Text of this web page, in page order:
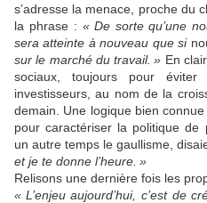
s’adresse la menace, proche du
la phrase : « De sorte qu’une
sera atteinte à nouveau que si
sur le marché du travail. » En
sociaux, toujours pour éviter
investisseurs, au nom de la
demain. Une logique bien
pour caractériser la politique de
un autre temps le gaullisme,
et je te donne l’heure. »
Relisons une dernière fois les
« L’enjeu aujourd’hui, c’est de